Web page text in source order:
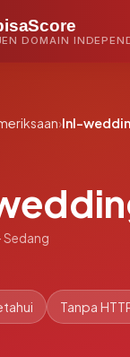
DOMAIN
›lnl-
Sedang
Tanpa